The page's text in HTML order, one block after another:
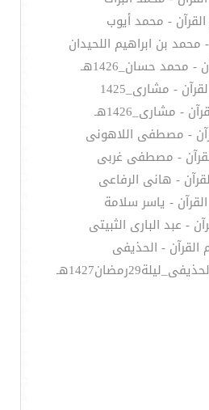
- محمد أيوب
محمد بن ابراهيم اللحيدان
محمد حسان_1426هـ
- مشارى_1425
- مشارى_1426هـ
- مصطفى اللاهونى
- مصطفى غربى
- هانى الرفاعى
- ياسر سلامة
- عبد البارى الثبيتى
القرآن - الحذيفى